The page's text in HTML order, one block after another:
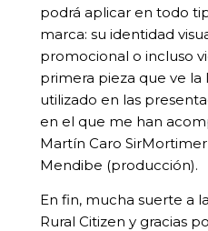
podrá aplicar en todo
marca: su identidad
promocional o incluso
primera pieza que ve la
utilizado en las
en el que me han
Martín Caro
Mendibe (producción).
En fin, mucha suerte a
Rural Citizen y gracias